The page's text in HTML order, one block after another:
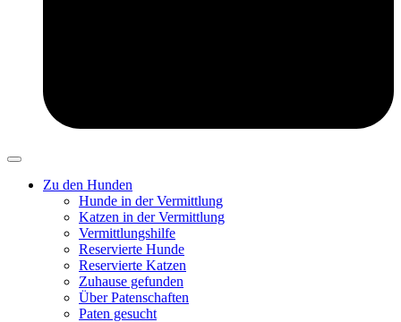
Zu den Hunden
Hunde in der Vermittlung
Katzen in der Vermittlung
Vermittlungshilfe
Reservierte Hunde
Reservierte Katzen
Zuhause gefunden
Über Patenschaften
Paten gesucht